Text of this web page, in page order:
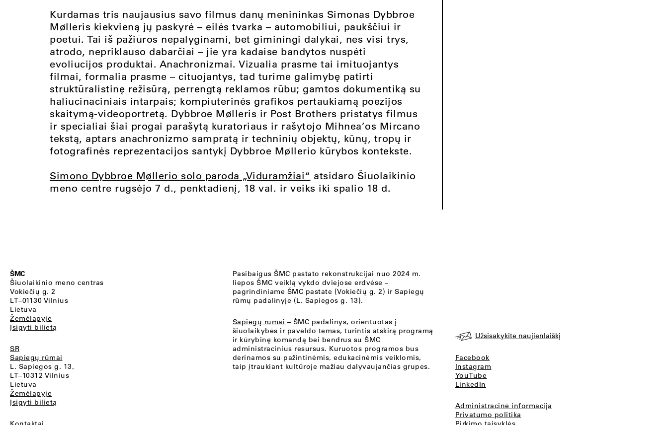
Kurdamas tris naujausius savo filmus danų menininkas Simonas Dybbroe
Mølleris kiekvieną jų paskyrė – eilės tvarka – automobiliui, paukščiui ir
poetui. Tai iš pažiūros nepalyginami, bet giminingi dalykai, nes visi trys,
atrodo, nepriklauso dabarčiai – jie yra kadaise bandytos nuspėti
evoliucijos produktai. Anachronizmai. Vizualia prasme tai imituojantys
filmai, formalia prasme – cituojantys, tad turime galimybę patirti
struktūralistinę režisūrą, perrengtą reklamos rūbu; gamtos dokumentiką su
haliucinaciniais intarpais; kompiuterinės grafikos pertaukiamą poezijos
skaitymą-videoportretą. Dybbroe Mølleris ir Post Brothers pristatys filmus
ir specialiai šiai progai parašytą kuratoriaus ir rašytojo Mihnea’os Mircano
tekstą, aptars anachronizmo sampratą ir techninių objektų, kūnų, tropų ir
fotografinės reprezentacijos santykį Dybbroe Møllerio kūrybos kontekste.
Simono Dybbroe Møllerio solo paroda „Viduramžiai“ atsidaro Šiuolaikinio
meno centre rugsėjo 7 d., penktadienį, 18 val. ir veiks iki spalio 18 d.
ŠMC
Šiuolaikinio meno centras
Vokiečių g. 2
LT–01130 Vilnius
Lietuva
Žemėlapyje
Įsigyti bilietą
SR
Sapiegų rūmai
L. Sapiegos g. 13,
LT–10312 Vilnius
Lietuva
Žemėlapyje
Įsigyti bilietą
Pasibaigus ŠMC pastato rekonstrukcijai nuo 2024 m.
liepos ŠMC veiklą vykdo dviejose erdvėse –
pagrindiniame ŠMC pastate (Vokiečių g. 2) ir Sapiegų
rūmų padalinyje (L. Sapiegos g. 13).
Sapiegų rūmai – ŠMC padalinys, orientuotas į
šiuolaikybės ir paveldo temas, turintis atskirą programą
ir kūrybinę komandą bei bendrus su ŠMC
administracinius resursus. Kuruotos programos bus
derinamos su pažintinėmis, edukacinėmis veiklomis,
taip įtraukiant kultūroje mažiau dalyvaujančias grupes.
Užsisakykite naujienlaiškį
Facebook
Instagram
YouTube
LinkedIn
Administracinė informacija
Privatumo politika